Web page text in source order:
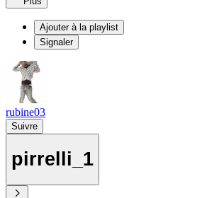
Ajouter à la playlist
Signaler
rubine03
Suivre
pirrelli_1